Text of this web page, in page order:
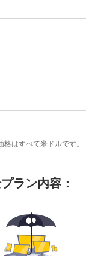
格はすべて米ドルです。
ラン内容：